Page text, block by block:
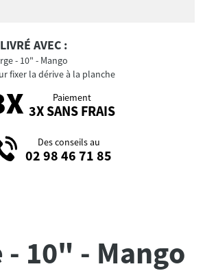
AVEC :
- 10" - Mango
fixer la dérive à la planche
Paiement
3X SANS FRAIS
Des conseils au
02 98 46 71 85
- 10" - Mango